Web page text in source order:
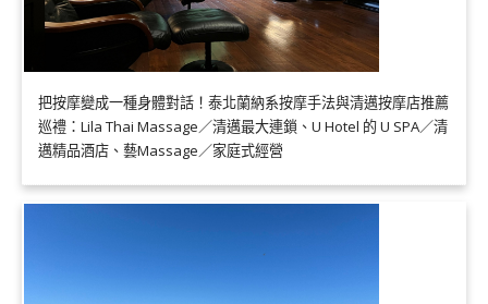
把按摩變成一種身體對話！泰北蘭納系按摩手法與清邁按摩店推薦
巡禮：Lila Thai Massage／清邁最大連鎖、U Hotel 的 U SPA／清
邁精品酒店、藝Massage／家庭式經營